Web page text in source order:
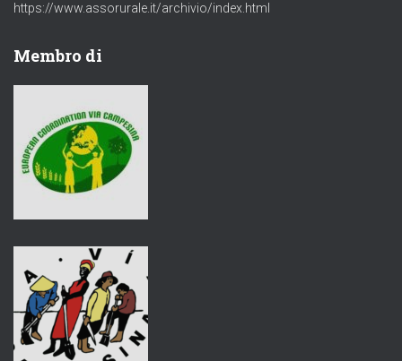
https://www.assorurale.it/archivio/index.html
Membro di